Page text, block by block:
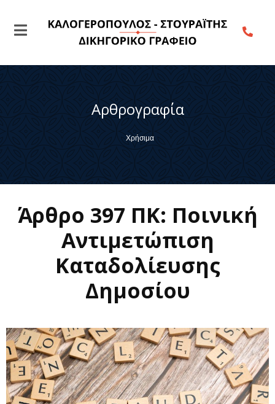
Αρθρογραφία
Χρήσιμα
Άρθρο 397 ΠΚ: Ποινική
Αντιμετώπιση
Καταδολίευσης
Δημοσίου